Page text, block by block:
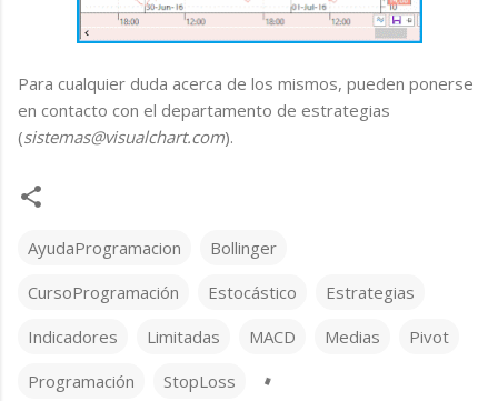
Para cualquier duda acerca de los mismos, pueden ponerse
en contacto con el departamento de estrategias
(sistemas@visualchart.com).
AyudaProgramacion
Bollinger
CursoProgramación
Estocástico
Estrategias
Indicadores
Limitadas MACD Medias
Pivot
Programación
StopLoss